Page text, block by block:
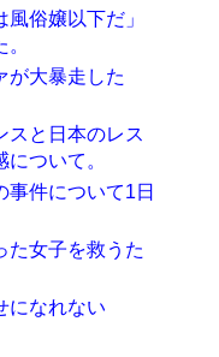
俗嬢以下だ」
が大暴走した
スと日本のレス
ついて。
事件について1日
た女子を救うた
になれない